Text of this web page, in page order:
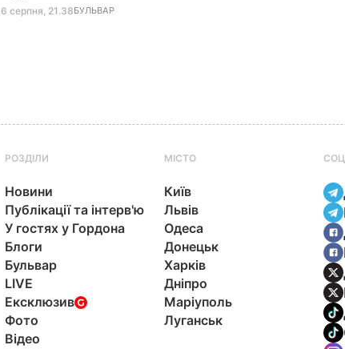
6 серпня, 21.38БУЛЬВАР
РОЗДІЛИ
Новини
Публікації та інтерв'ю
У гостях у Гордона
Блоги
Бульвар
LIVE
Ексклюзив
Фото
Відео
МІСТО
Київ
Львів
Одеса
Донецьк
Харків
Дніпро
Маріуполь
Луганськ